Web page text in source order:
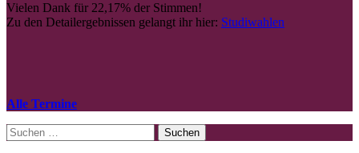
Vielen Dank für 22,17% der Stimmen!
Zu den Detailergebnissen gelangt ihr hier: Studiwahlen
Alle Termine
Suche
nach: